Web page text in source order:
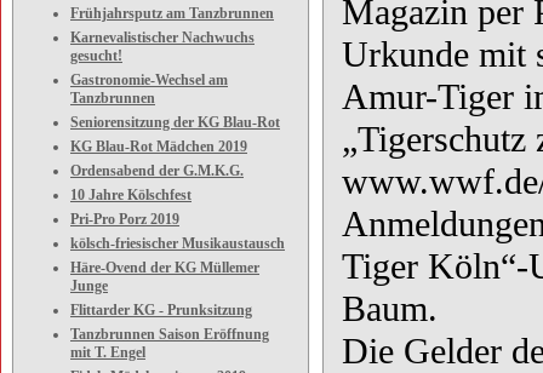
Frühjahrsputz am Tanzbrunnen
Karnevalistischer Nachwuchs
gesucht!
Gastronomie-Wechsel am
Tanzbrunnen
Seniorensitzung der KG Blau-Rot
KG Blau-Rot Mädchen 2019
Ordensabend der G.M.K.G.
10 Jahre Kölschfest
Pri-Pro Porz 2019
kölsch-friesischer Musikaustausch
Häre-Ovend der KG Müllemer
Junge
Flittarder KG - Prunksitzung
Tanzbrunnen Saison Eröffnung
mit T. Engel
Magazin per
Urkunde mit
Amur-Tiger
„Tigerschutz
Tiger Köln“-
Baum.
Die Gelder